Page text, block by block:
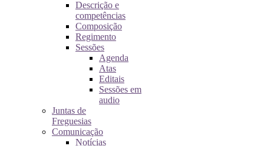
Descrição e
competências
Composição
Regimento
Sessões
Agenda
Atas
Editais
Sessões em
audio
Juntas de
Freguesias
Comunicação
Notícias